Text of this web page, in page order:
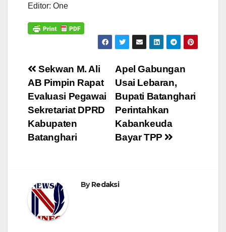
Editor: One
Navigasi
pos
Apel Gabungan
Usai Lebaran,
Bupati Batanghari
Perintahkan
Kabankeuda
Bayar TPP
Sekwan M. Ali
AB Pimpin Rapat
Evaluasi Pegawai
Sekretariat DPRD
Kabupaten
Batanghari
ByRedaksi